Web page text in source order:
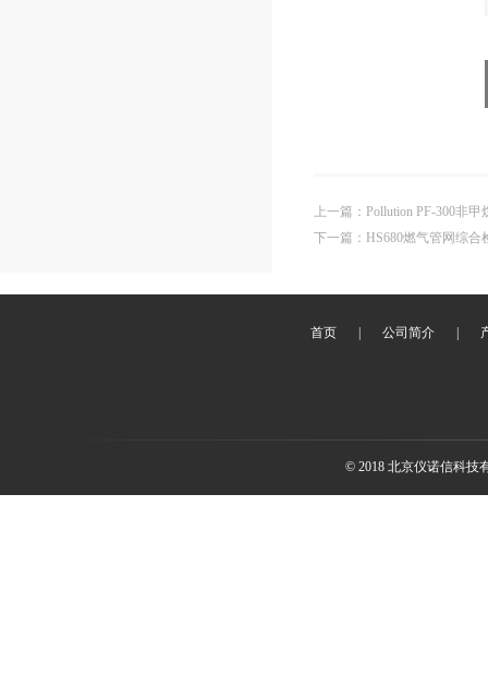
上一篇 ： Pollution PF-300非
下一篇 ： HS680燃气管网综合
首页 | 公司简介 |
© 2018 北京仪诺信科技